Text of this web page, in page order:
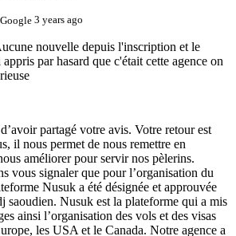
3 years ago
nouvelle depuis l'inscription et le
par hasard que c'était cette agence on
partagé votre avis. Votre retour est
il nous permet de nous remettre en
améliorer pour servir nos pèlerins.
vous signaler que pour l’organisation du
Nusuk a été désignée et approuvée
saoudien. Nusuk est la plateforme qui a mis
ainsi l’organisation des vols et des visas
les USA et le Canada. Notre agence a